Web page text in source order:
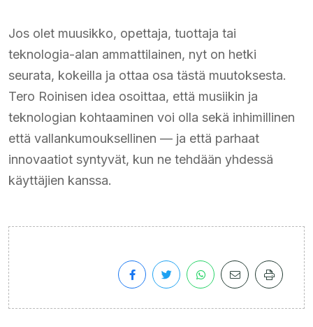
Jos olet muusikko, opettaja, tuottaja tai
teknologia-alan ammattilainen, nyt on hetki
seurata, kokeilla ja ottaa osa tästä muutoksesta.
Tero Roinisen idea osoittaa, että musiikin ja
teknologian kohtaaminen voi olla sekä inhimillinen
että vallankumouksellinen — ja että parhaat
innovaatiot syntyvät, kun ne tehdään yhdessä
käyttäjien kanssa.